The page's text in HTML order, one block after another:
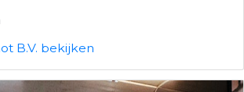
B.V. bekijken